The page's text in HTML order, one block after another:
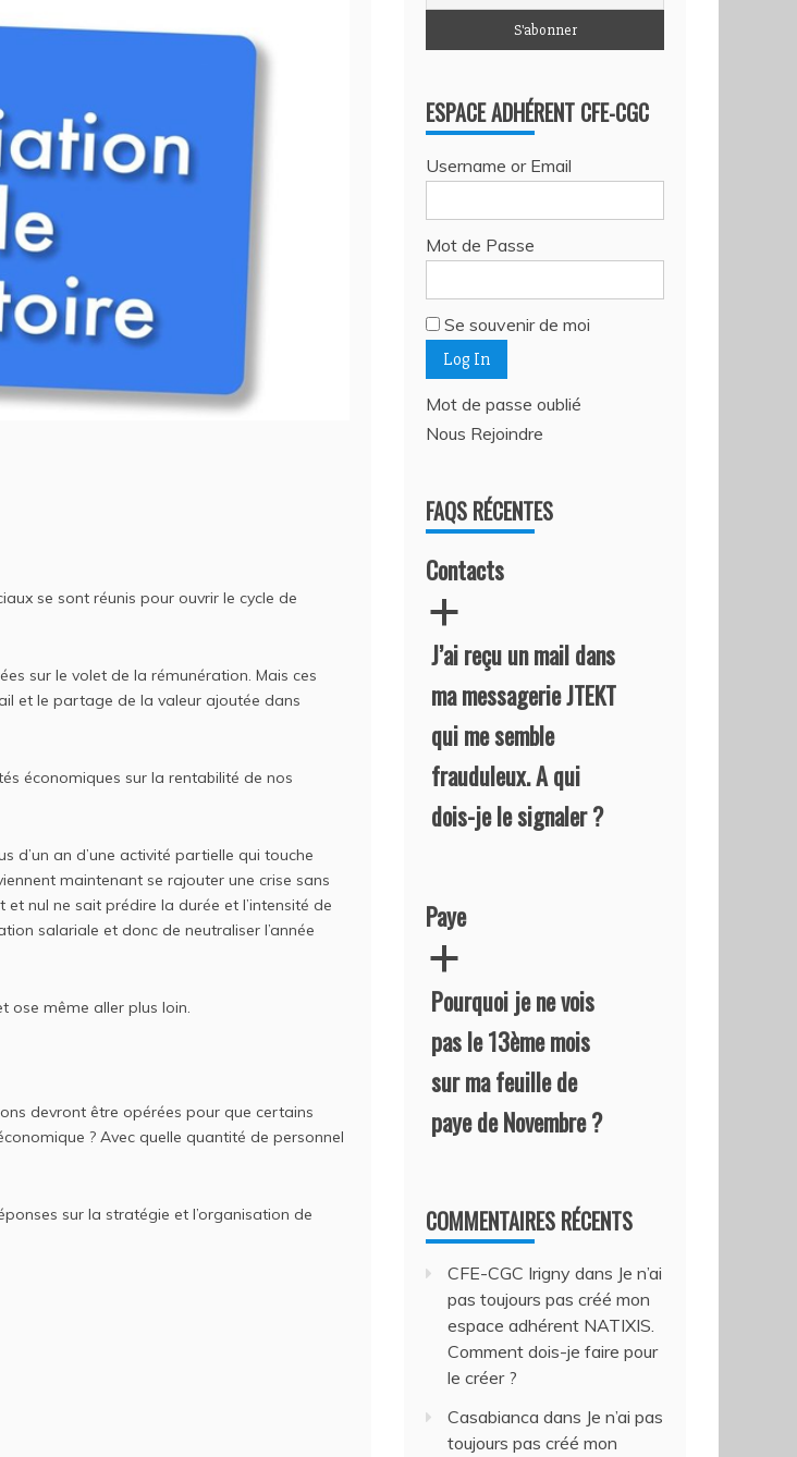
se sont réunis pour ouvrir le cycle de
sur le volet de la rémunération. Mais ces
et le partage de la valeur ajoutée dans
économiques sur la rentabilité de nos
d’un an d’une activité partielle qui touche
maintenant se rajouter une crise sans
et nul ne sait prédire la durée et l’intensité de
salariale et donc de neutraliser l’année
ose même aller plus loin.
devront être opérées pour que certains
? Avec quelle quantité de personnel
sur la stratégie et l’organisation de
ESPACE ADHÉRENT CFE-CGC
Username or Email
Mot de Passe
Se souvenir de moi
Mot de passe oublié
Nous Rejoindre
FAQS RÉCENTES
Contacts
a
J’ai reçu un mail dans
ma messagerie JTEKT
qui me semble
frauduleux. A qui
dois-je le signaler ?
Paye
a
Pourquoi je ne vois
pas le 13ème mois
sur ma feuille de
paye de Novembre ?
COMMENTAIRES RÉCENTS
CFE-CGC Irigny dans Je n’ai
pas toujours pas créé mon
espace adhérent NATIXIS.
Comment dois-je faire pour
le créer ?
Casabianca dans Je n’ai pas
toujours pas créé mon